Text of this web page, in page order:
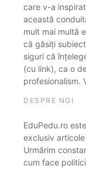
care v-a
această
mult mai multă
că găsiți
siguri că
(cu link), ca o
profesionalism.
DESPRE NOI
EduPedu.ro
exclusiv
Urmărim
cum face